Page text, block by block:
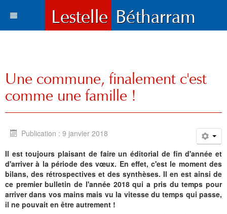
Vie municipale
Travaux
Solidarité et environnement
Culture et loisirs
Sports
Situation et accès
Environnement
Fonds d'écran
Photos et cartes postales
Cartes postales anciennes
Contacts
Tourisme
Votre destination
Gîtes et meublés
Chambres d'Hôtes
Camping et chalets
Bases de Loisirs
Balades et randonnées
Parcours d'orientation
Visites et découvertes
Les Grottes de Bétharram
Produits régionaux
Histoire
La Chapelle de Bétharram
Reconstruction du Pont
Le XVIIIe siécle
Le nom de Lestelle
Toponymie gasconne
Chroniques locales
Archives
La charte de Lestelle
Patrimoines
Bienvenue
Archives
Le conseil municipal
Les membres du Conseil
Commissions municipales
Informations
Le service administratif
Communauté de communes
Santé
Education
Petite enfance
Entreprises
Bétharram
Histoire
Chronologie
Patrimoine
Une commune, finalement c'est
comme une famille !
Publication : 9 janvier 2018
Il est toujours plaisant de faire un éditorial de fin d'année et
d'arriver à la période des vœux. En effet, c'est le moment des
bilans, des rétrospectives et des synthèses. Il en est ainsi de
ce premier bulletin de l'année 2018 qui a pris du temps pour
arriver dans vos mains mais vu la vitesse du temps qui passe,
il ne pouvait en être autrement !